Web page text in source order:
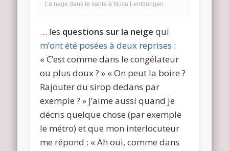
La nage dans le sable à Nusa Lembongan.
… les questions sur la neige qui
m’ont été posées à deux reprises :
« C’est comme dans le congélateur
ou plus doux ? » « On peut la boire ?
Rajouter du sirop dedans par
exemple ? » J’aime aussi quand je
décris quelque chose (par exemple
le métro) et que mon interlocuteur
me répond : « Ah oui, comme dans